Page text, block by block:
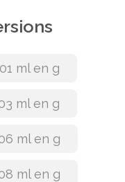
ml en g
ml en g
ml en g
ml en g